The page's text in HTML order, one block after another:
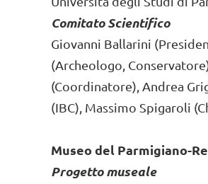
Comitato Scientifico
Giovanni Ballarini
(Archeologo,
(Coordinatore), Andrea
(IBC), Massimo Spigaroli
Museo del Parmigiano-
Progetto museale